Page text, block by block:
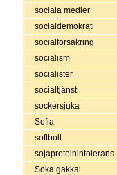
sociala medier
socialdemokrati
socialförsäkring
socialism
socialister
socialtjänst
sockersjuka
Sofia
softboll
sojaproteinintolerans
Soka gakkai